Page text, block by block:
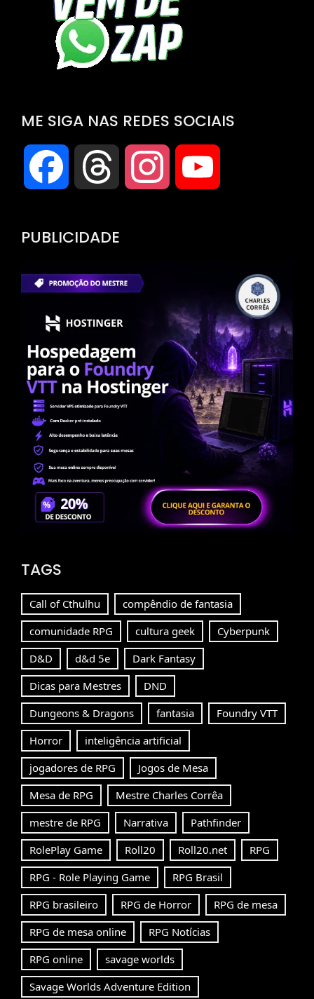
ME SIGA NAS REDES SOCIAIS
Facebook Threads Instagram
PUBLICIDADE
TAGS
Call of Cthulhu
compêndio de fantasia
comunidade RPG
cultura geek
Cyberpunk
D&D
d&d 5e
Dark Fantasy
Dicas para Mestres
DND
Dungeons & Dragons
fantasia
Foundry VTT
Horror
inteligência artificial
jogadores de RPG
Jogos de Mesa
Mesa de RPG
Mestre Charles Corrêa
mestre de RPG
Narrativa
Pathfinder
RolePlay Game
Roll20 Roll20.net
RPG
RPG - Role Playing Game
RPG Brasil
RPG brasileiro
RPG de Horror
RPG de mesa
RPG de mesa online
RPG Notícias
RPG online
savage worlds
Savage Worlds Adventure Edition